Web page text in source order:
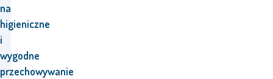
na
higieniczne
i
wygodne
przechowywanie